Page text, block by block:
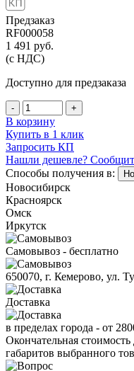
Предзаказ
RF000058
1 491 руб.
(с НДС)
Доступно для предзаказа
- +
В корзину
Купить в 1 клик
Запросить КП
Нашли дешевле?
Способы получения в:
Новосибирск
Красноярск
Омск
Иркутск
Самовывоз - бесплатно
650070, г. Кемерово, ул.
Доставка
в пределах города - от
Окончательная стоимость
габаритов выбранного